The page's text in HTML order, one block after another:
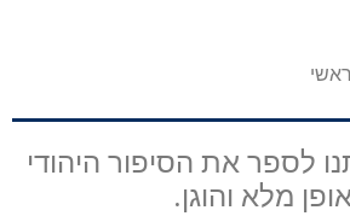
לספר את הסיפור היהודי
מלא והוגן.